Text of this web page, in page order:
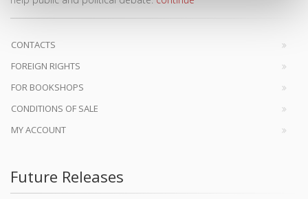
CONTACTS
FOREIGN RIGHTS
FOR BOOKSHOPS
CONDITIONS OF SALE
MY ACCOUNT
Future Releases